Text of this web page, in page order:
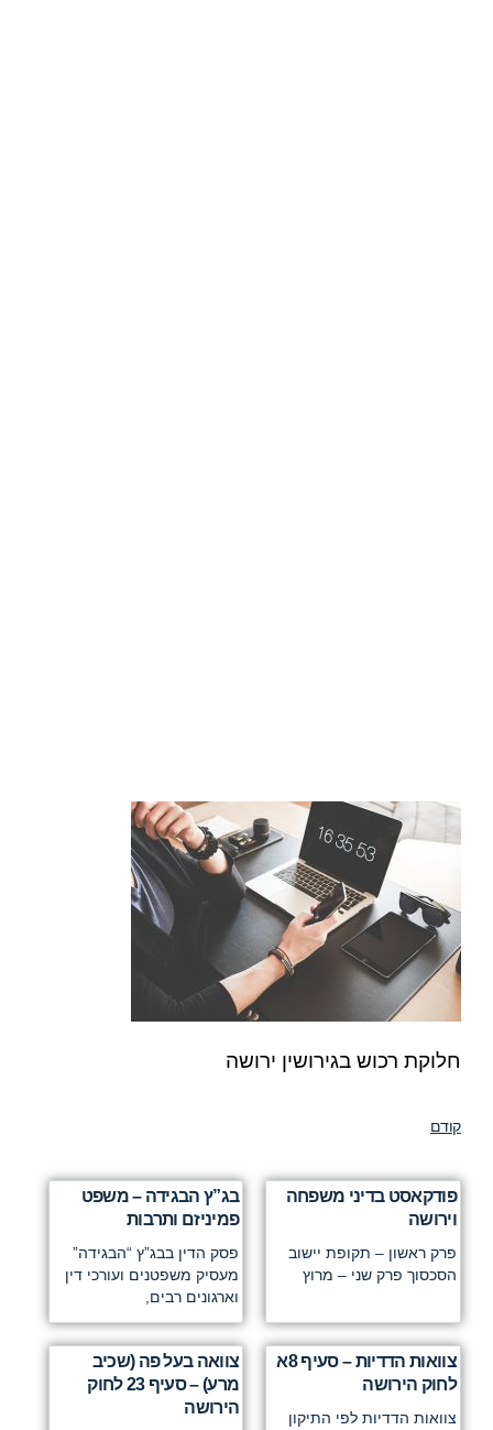
חלוקת רכוש בגירושין ירושה
קודם
פודקאסט בדיני משפחה
וירושה
פרק ראשון – תקופת יישוב
הסכסוך פרק שני – מרוץ
בג”ץ הבגידה – משפט
פמיניזם ותרבות
פסק הדין בבג”ץ “הבגידה”
מעסיק משפטנים ועורכי דין
וארגונים רבים,
צוואות הדדיות – סעיף 8א
לחוק הירושה
צוואות הדדיות לפי התיקון
צוואה בעל פה (שכיב
מרע) – סעיף 23 לחוק
הירושה